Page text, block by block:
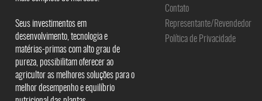
Seus investimentos em
desenvolvimento, tecnologia e
matérias-primas com alto grau de
pureza, possibilitam oferecer ao
agricultor as melhores soluções para o
melhor desempenho e equilíbrio
Contato
Representante/Revendedor
Política de Privacidade